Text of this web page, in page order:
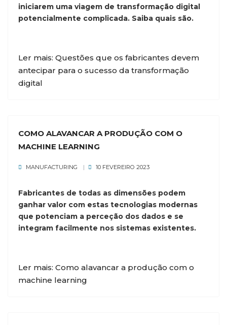
iniciarem uma viagem de transformação digital
potencialmente complicada. Saiba quais são.
Ler mais: Questões que os fabricantes devem
antecipar para o sucesso da transformação
digital
COMO ALAVANCAR A PRODUÇÃO COM O
MACHINE LEARNING
MANUFACTURING 10 FEVEREIRO 2023
Fabricantes de todas as dimensões podem
ganhar valor com estas tecnologias modernas
que potenciam a perceção dos dados e se
integram facilmente nos sistemas existentes.
Ler mais: Como alavancar a produção com o
machine learning